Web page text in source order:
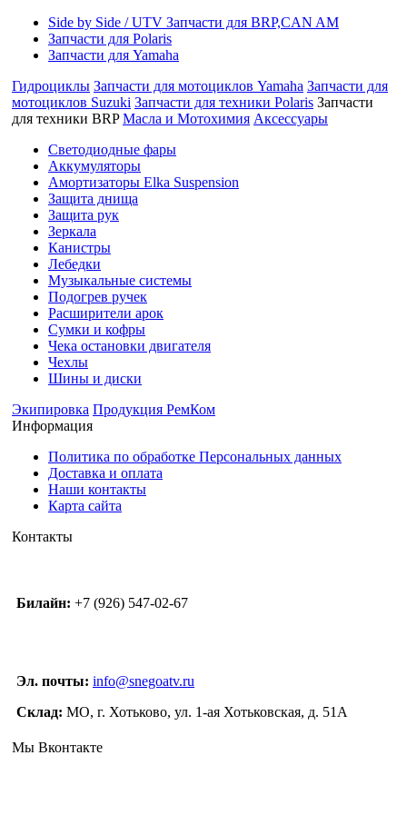
Side by Side / UTV Запчасти для BRP,CAN AM
Запчасти для Polaris
Запчасти для Yamaha
Гидроциклы Запчасти для мотоциклов Yamaha Запчасти для
мотоциклов Suzuki Запчасти для техники Polaris Запчасти
для техники BRP Масла и Мотохимия Аксессуары
Cветодиодные фары
Аккумуляторы
Амортизаторы Elka Suspension
Защита днища
Защита рук
Зеркала
Канистры
Лебедки
Музыкальные системы
Подогрев ручек
Расширители арок
Сумки и кофры
Чека остановки двигателя
Чехлы
Шины и диски
Экипировка Продукция РемКом
Информация
Политика по обработке Персональных данных
Доставка и оплата
Наши контакты
Карта сайта
Контакты
Билайн: +7 (926) 547-02-67
Эл. почты: info@snegoatv.ru
Склад: МО, г. Хотьково, ул. 1-ая Хотьковская, д. 51А
Мы Вконтакте